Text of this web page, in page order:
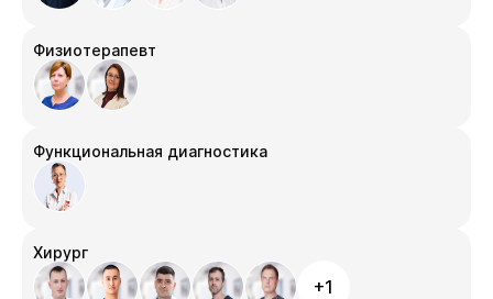
Физиотерапевт
Функциональная диагностика
Хирург
+1